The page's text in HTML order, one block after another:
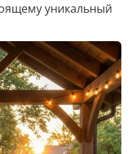
уникальный